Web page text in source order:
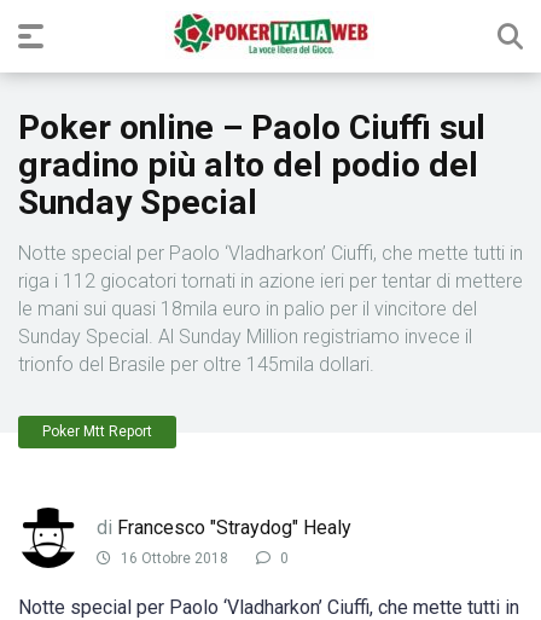
Poker online – Paolo Ciuffi sul
gradino più alto del podio del
Sunday Special
Notte special per Paolo ‘Vladharkon’ Ciuffi, che mette tutti in
riga i 112 giocatori tornati in azione ieri per tentar di mettere
le mani sui quasi 18mila euro in palio per il vincitore del
Sunday Special. Al Sunday Million registriamo invece il
trionfo del Brasile per oltre 145mila dollari.
Poker Mtt Report
di Francesco "Straydog" Healy
16 Ottobre 2018 0
Notte special per Paolo ‘Vladharkon’ Ciuffi, che mette tutti in